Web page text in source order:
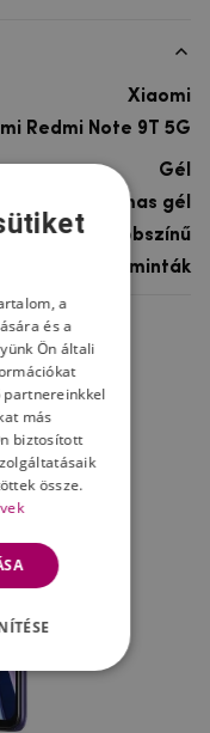
Xiaomi
Redmi Note 9T 5G
Gél
rugalmas gél
többszínű
Egyéb minták
el
a
és a
Ön általi
partnereinkkel
más
biztosított
össze.